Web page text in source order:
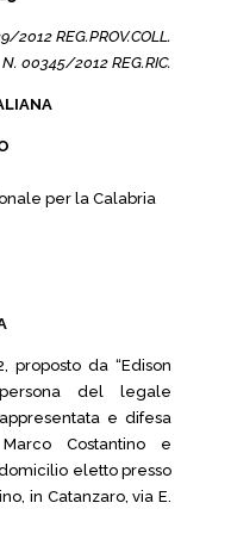
2012 REG.PROV.COLL.
N. 00345/2012 REG.RIC.
per la Calabria
proposto da “Edison
del legale
e difesa
Costantino e
eletto presso
in Catanzaro, via E.